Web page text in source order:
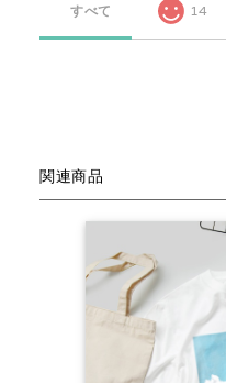
すべて 14
関連商品